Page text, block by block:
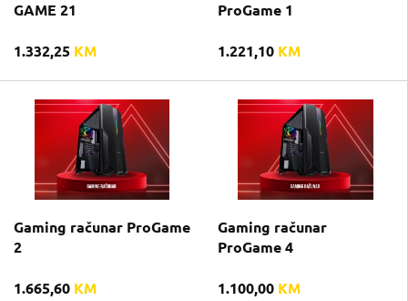
GAME 21
1.332,25 KM
ProGame 1
1.221,10 KM
Gaming računar ProGame
2
1.665,60 KM
Gaming računar
ProGame 4
1.100,00 KM